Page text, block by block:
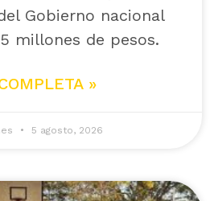
Gobierno nacional
millones de pesos.
»
5 agosto, 2026